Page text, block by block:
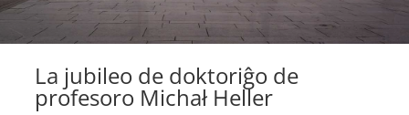
La jubileo de doktoriĝo de
profesoro Michał Heller